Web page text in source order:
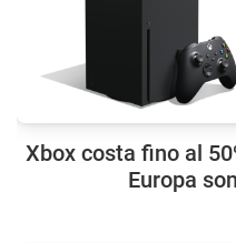
Xbox costa fino al
Europa